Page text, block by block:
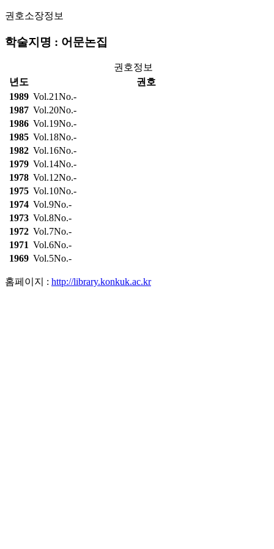
권호소장정보
학술지명 : 어문논집
권호정보
년도
권호
1989 Vol.21No.-
1987 Vol.20No.-
1986 Vol.19No.-
1985 Vol.18No.-
1982 Vol.16No.-
1979 Vol.14No.-
1978 Vol.12No.-
1975 Vol.10No.-
1974 Vol.9No.-
1973 Vol.8No.-
1972 Vol.7No.-
1971 Vol.6No.-
1969 Vol.5No.-
홈페이지 : http://library.konkuk.ac.kr